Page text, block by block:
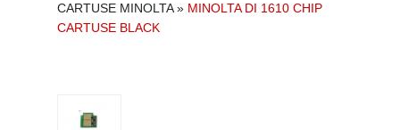
CARTUSE MINOLTA» MINOLTA DI 1610 CHIP
CARTUSE BLACK